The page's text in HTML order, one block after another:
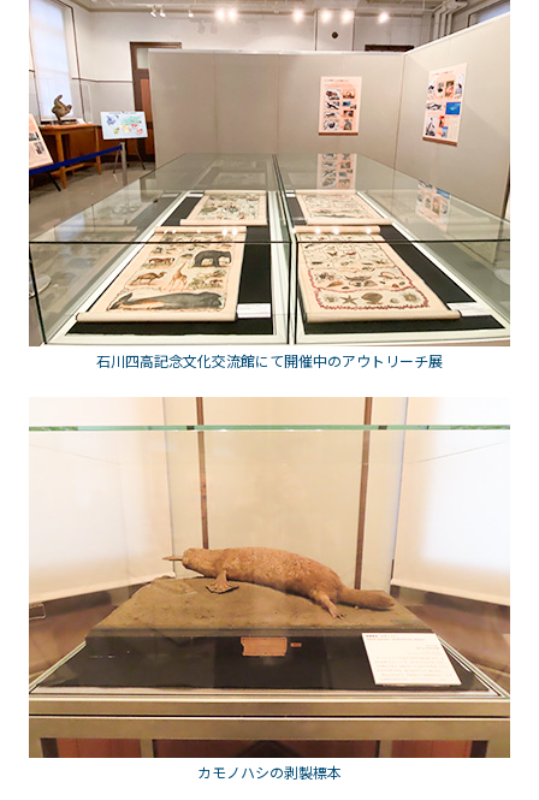
石川四高記念文化交流館にて開催中のアウトリーチ展
カモノハシの剥製標本